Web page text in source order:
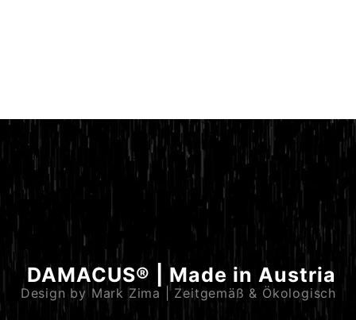
DAMACUS® | Made in Austria
Design by Mark Zima | Zeitgemäß & Ökologisch